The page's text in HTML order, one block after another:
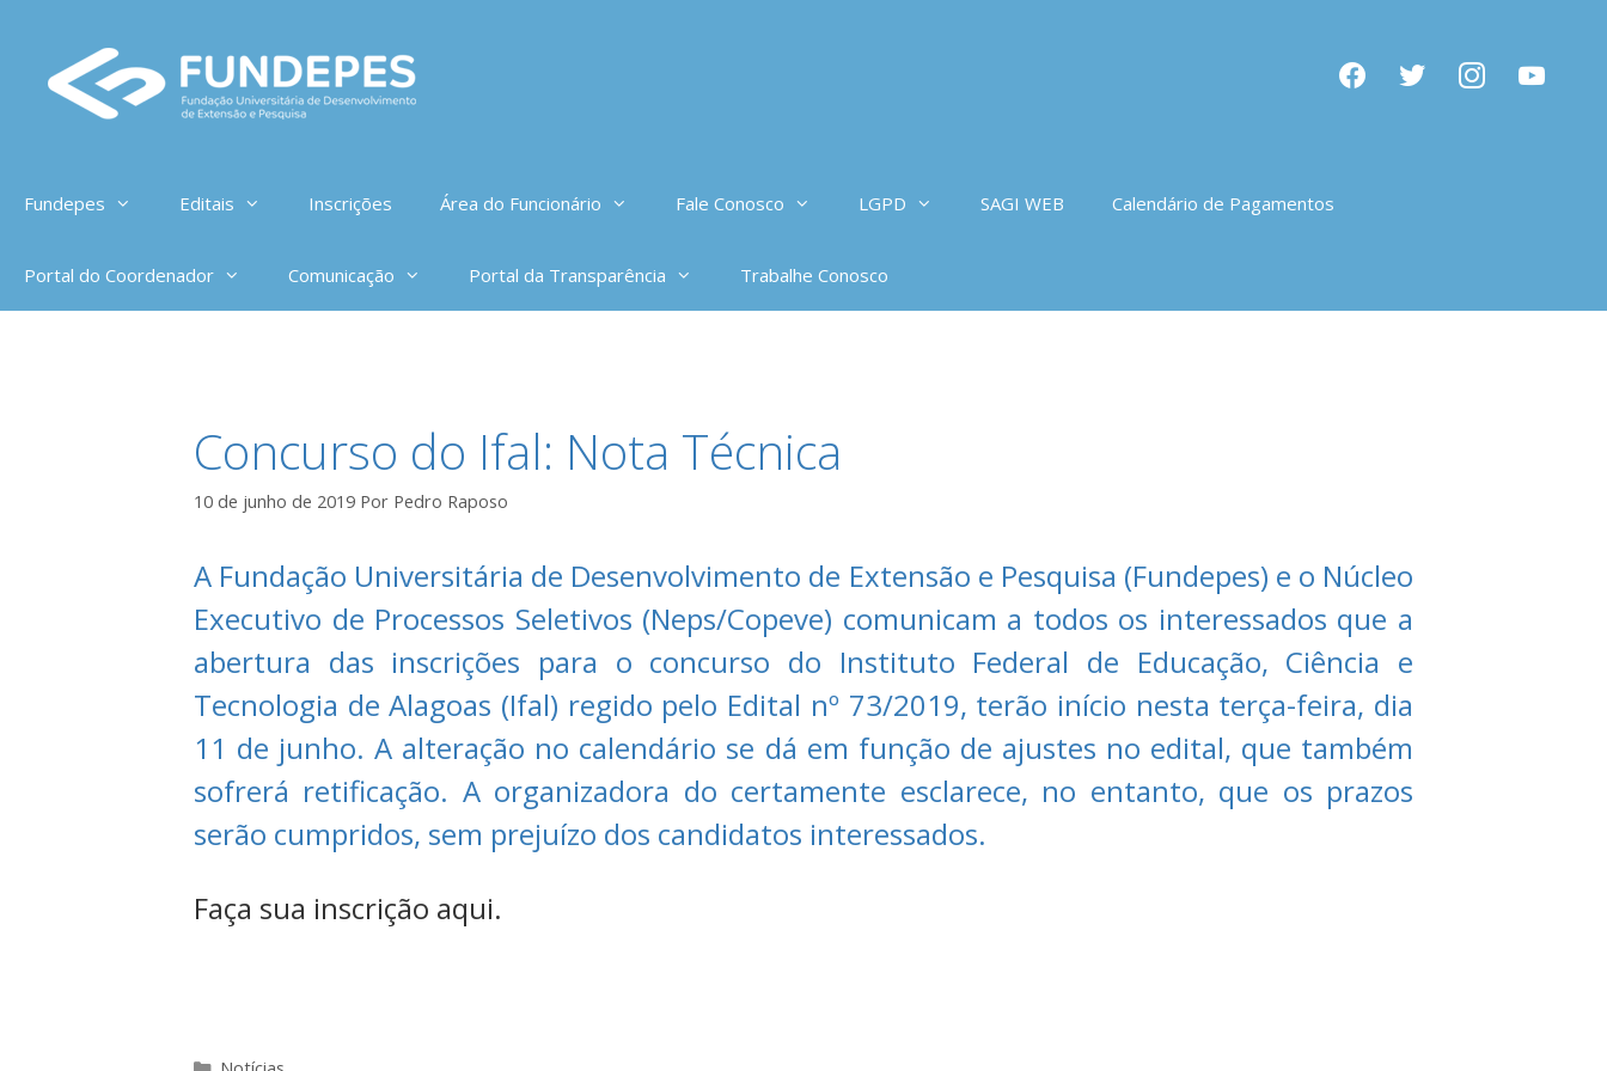
conteúdo
facebooktwitter instagramyoutube
Fundepes Editais Inscrições Área do Funcionário Fale Conosco LGPD SAGI WEB Calendário de Pagamentos
Portal do Coordenador Comunicação Portal da Transparência Trabalhe Conosco
Concurso do Ifal: Nota Técnica
10 de junho de 2019 Por Pedro Raposo
A Fundação Universitária de Desenvolvimento de Extensão e Pesquisa (Fundepes) e o Núcleo
Executivo de Processos Seletivos (Neps/Copeve) comunicam a todos os interessados que a
abertura das inscrições para o concurso do Instituto Federal de Educação, Ciência e
Tecnologia de Alagoas (Ifal) regido pelo Edital nº 73/2019, terão início nesta terça-feira, dia
11 de junho. A alteração no calendário se dá em função de ajustes no edital, que também
sofrerá retificação. A organizadora do certamente esclarece, no entanto, que os prazos
serão cumpridos, sem prejuízo dos candidatos interessados.
Faça sua inscrição aqui.
Categorias